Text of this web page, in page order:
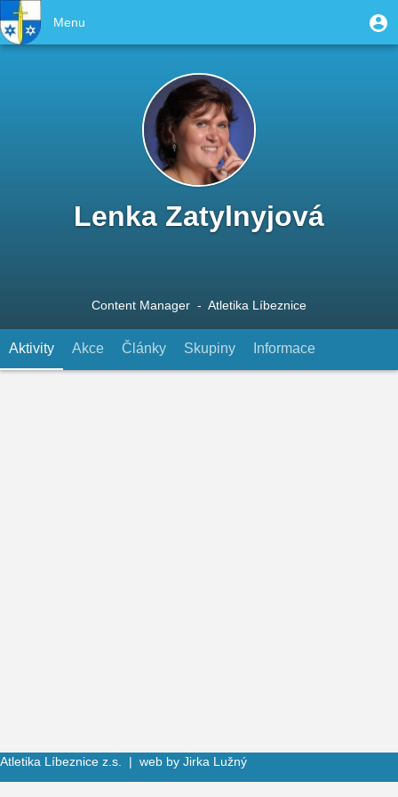
Přejít
k
hlavnímu
User
account
Menu
Lenka Zatylnyjová
Content Manager - Atletika Líbeznice
Primary
tabs
Aktivity (aktivní záložka)
Akce Články Skupiny Informace
Atletika Líbeznice z.s. | web by Jirka Lužný